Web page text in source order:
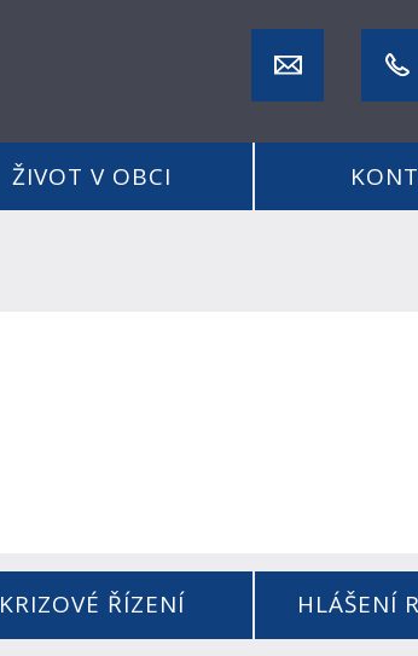
ŽIVOT V OBCI
KRIZOVÉ ŘÍZENÍ HLÁŠENÍ